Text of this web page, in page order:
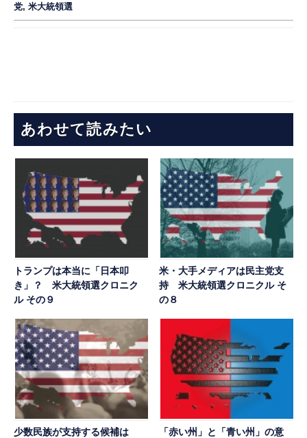
党,米大統領選
あわせて読みたい
トランプは本当に「日本叩
き」？ 米大統領選クロニク
ル その９
米・大手メディアは民主党支
持 米大統領選クロニクル そ
の８
少数民族が支持する候補は
「赤い州」と「青い州」の意